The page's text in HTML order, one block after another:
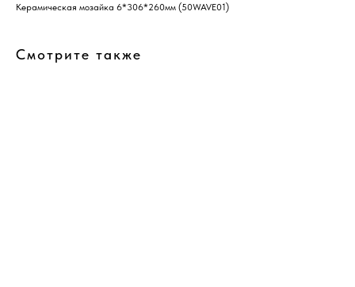
Керамическая мозайка 6*306*260мм (50WAVE01)
Смотрите также